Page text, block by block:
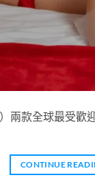
兩款全球最受
CONTINUE